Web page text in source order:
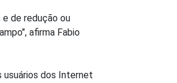
de redução ou
afirma Fabio
usuários dos Internet